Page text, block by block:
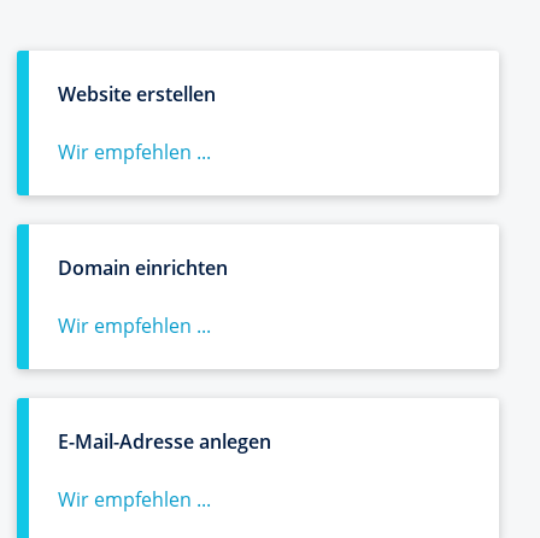
Website erstellen
Wir empfehlen ...
Domain einrichten
Wir empfehlen ...
E-Mail-Adresse anlegen
Wir empfehlen ...